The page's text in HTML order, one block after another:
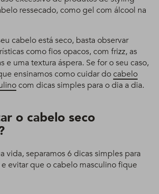
ressecado, como gel com álcool na
cabelo está seco, basta observar
como fios opacos, com frizz, as
e uma textura áspera. Se for o seu caso,
ensinamos como cuidar docabelo
com dicas simples para o dia a dia.
o cabelo seco
vida, separamos 6 dicas simples para
e evitar que o cabelo masculino fique